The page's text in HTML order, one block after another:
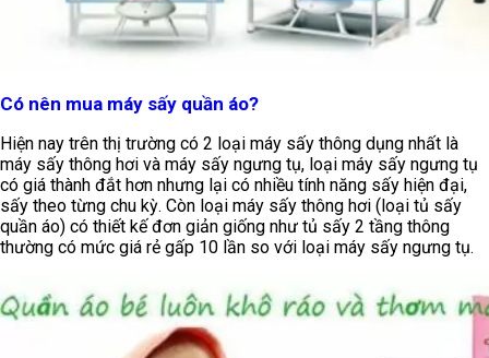
Có nên mua máy sấy quần áo?
Hiện nay trên thị trường có 2 loại máy sấy thông dụng nhất là
máy sấy thông hơi và máy sấy ngưng tụ, loại máy sấy ngưng tụ
có giá thành đắt hơn nhưng lại có nhiều tính năng sấy hiện đại,
sấy theo từng chu kỳ. Còn loại máy sấy thông hơi (loại tủ sấy
quần áo) có thiết kế đơn giản giống như tủ sấy 2 tầng thông
thường có mức giá rẻ gấp 10 lần so với loại máy sấy ngưng tụ.